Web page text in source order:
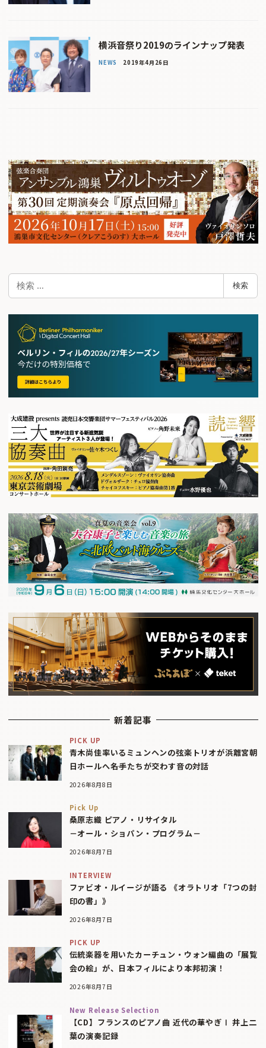
横浜音祭り2019のラインナップ発表
NEWS 2019年4月26日
検
検索
新着記事
PICK UP
青木尚佳率いるミュンヘンの弦楽トリオが浜離宮朝
日ホールへ――名手たちが交わす音の対話
2026年8月8日
Pick Up
桑原志織 ピアノ・リサイタル
－オール・ショパン・プログラム－
2026年8月7日
INTERVIEW
ファビオ・ルイージが語る 《オラトリオ「7つの封
印の書」》
2026年8月7日
PICK UP
伝統楽器を用いたカーチュン・ウォン編曲の「展覧
会の絵」が、日本フィルにより本邦初演！
2026年8月7日
New Release Selection
【CD】フランスのピアノ曲 近代の華やぎⅠ 井上二
葉の演奏記録